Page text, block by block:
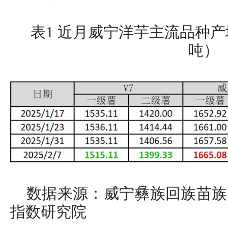
表1 近月威宁洋芋主流品种
吨）
数据来源：威宁彝族回族苗
指数研究院